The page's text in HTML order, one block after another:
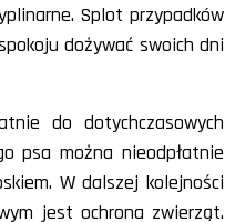
Splot przypadków
dożywać swoich dni
do dotychczasowych
psa można nieodpłatnie
W dalszej kolejności
jest ochrona zwierząt.